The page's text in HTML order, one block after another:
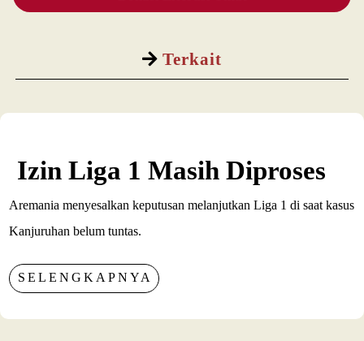
Terkait
Izin Liga 1 Masih Diproses
Aremania menyesalkan keputusan melanjutkan Liga 1 di saat kasus
Kanjuruhan belum tuntas.
SELENGKAPNYA